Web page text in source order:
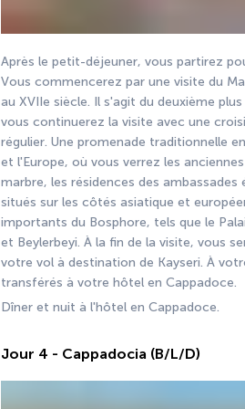
Après le petit-déjeuner, vous partirez
Vous commencerez par une visite du
au XVIIe siècle. Il s'agit du deuxième
vous continuerez la visite avec une
régulier. Une promenade traditionnelle
et l'Europe, où vous verrez les
marbre, les résidences des
situés sur les côtés asiatique et
importants du Bosphore, tels que le
et Beylerbeyi. À la fin de la visite, vous
votre vol à destination de Kayseri. À
transférés à votre hôtel en Cappadoce.
Dîner et nuit à l'hôtel en Cappadoce.
Jour 4 - Cappadocia (B/L/D)